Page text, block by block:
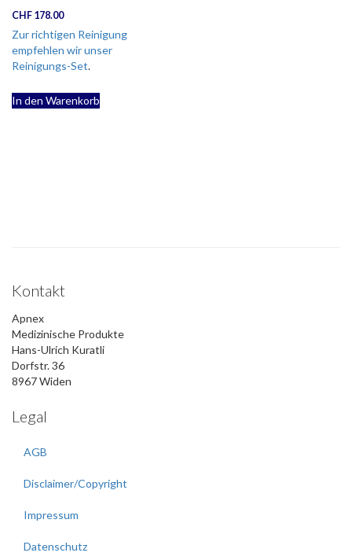
CHF 178.00
Zur richtigen Reinigung
empfehlen wir unser
Reinigungs-Set.
In den Warenkorb
Kontakt
Apnex
Medizinische Produkte
Hans-Ulrich Kuratli
Dorfstr. 36
8967 Widen
Legal
AGB
Disclaimer/Copyright
Impressum
Datenschutz